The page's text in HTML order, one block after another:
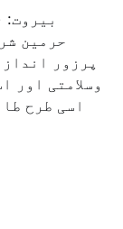
بیروت:
حرمین
پرزور
وسلامتی اور
اسی طرح